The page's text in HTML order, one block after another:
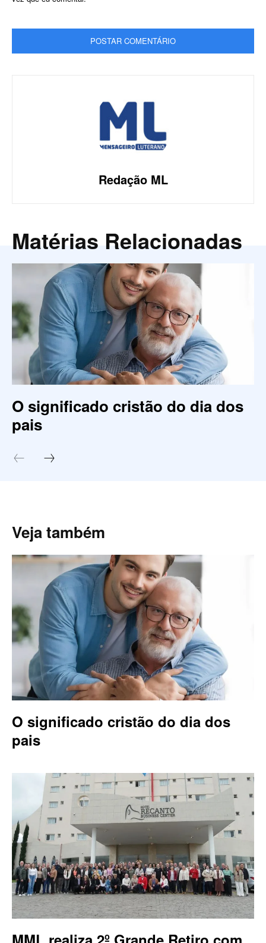
Redação ML
Matérias Relacionadas
O significado cristão do dia dos
pais
Veja também
O significado cristão do dia dos
pais